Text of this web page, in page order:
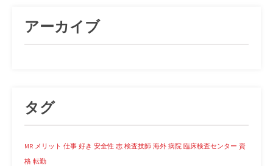
アーカイブ
タグ
MR メリット 仕事 好き 安全性 志 検査技師 海外 病院 臨床検査センター 資
格 転勤